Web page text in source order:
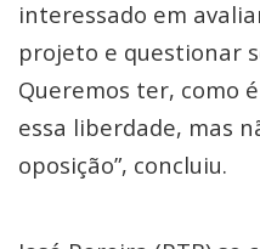
interessado em
projeto e questionar
Queremos ter, como
essa liberdade, mas
oposição”, concluiu.